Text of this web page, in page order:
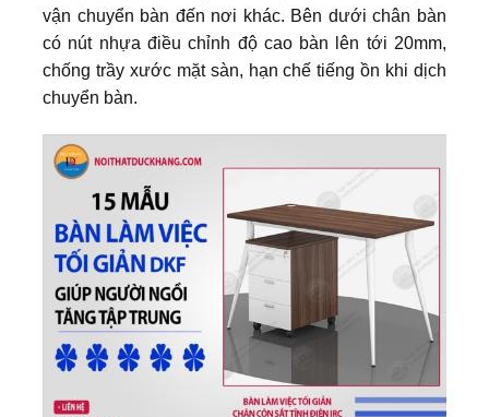
vận chuyển bàn đến nơi khác. Bên dưới chân bàn
có nút nhựa điều chỉnh độ cao bàn lên tới 20mm,
chống trầy xước mặt sàn, hạn chế tiếng ồn khi dịch
chuyển bàn.